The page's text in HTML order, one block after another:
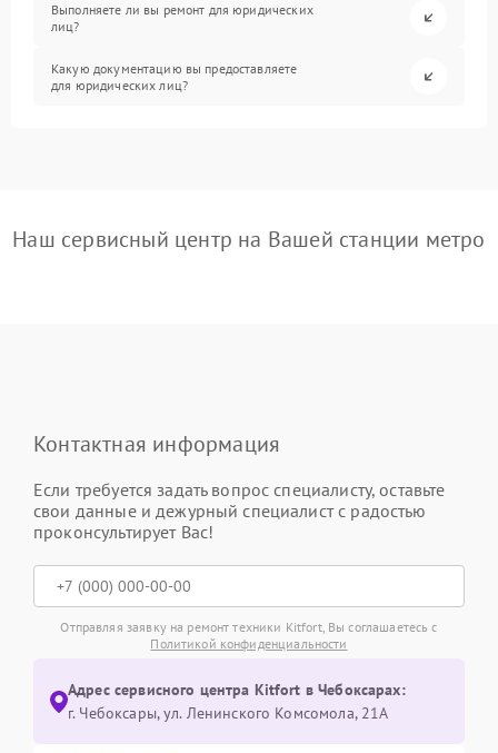
Выполняете ли вы ремонт для юридических
лиц?
Какую документацию вы предоставляете
для юридических лиц?
Наш сервисный центр на Вашей станции метро
Контактная информация
Если требуется задать вопрос специалисту, оставьте
свои данные и дежурный специалист с радостью
проконсультирует Вас!
Отправляя заявку на ремонт техники Kitfort, Вы соглашаетесь с
Политикой конфиденциальности
Адрес сервисного центра Kitfort в Чебоксарах:
г. Чебоксары, ул. Ленинского Комсомола, 21А